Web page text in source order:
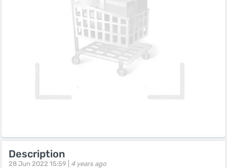
Description
28 Jun 2022 15:59 | 4 years ago